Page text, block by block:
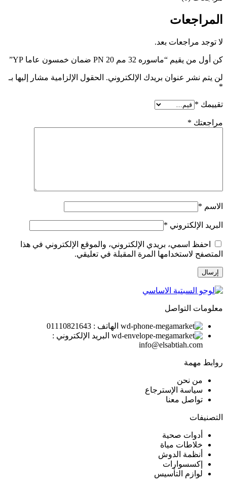
المراجعات
لا توجد مراجعات بعد.
كن أول من يقيم “ماسوره 32 مم PN 20 ضمان خمسون عاما YP”
لن يتم نشر عنوان بريدك الإلكتروني. الحقول الإلزامية مشار إليها بـ
*
تقييمك *
مراجعتك *
الاسم *
البريد الإلكتروني *
احفظ اسمي، بريدي الإلكتروني، والموقع الإلكتروني في هذا
المتصفح لاستخدامها المرة المقبلة في تعليقي.
معلومات التواصل
الهاتف : 01110821643
البريد الإلكتروني :
info@elsabtiah.com
روابط مهمة
من نحن
سياسة الإسترجاع
تواصل معنا
التصنيفات
أدوات صحية
خلاطات مياة
أنظمة الدوش
إكسسوارات
لوازم التأسيس